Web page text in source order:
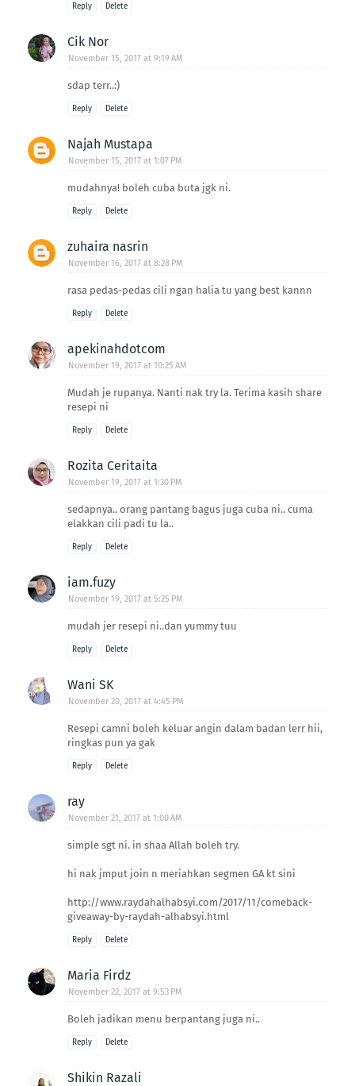
Reply Delete
Cik Nor
November 15, 2017 at 9:19 AM
sdap terr..:)
Reply Delete
Najah Mustapa
November 15, 2017 at 1:07 PM
mudahnya! boleh cuba buta jgk ni.
Reply Delete
zuhaira nasrin
November 16, 2017 at 8:28 PM
rasa pedas-pedas cili ngan halia tu yang best kannn
Reply Delete
apekinahdotcom
November 19, 2017 at 10:25 AM
Mudah je rupanya. Nanti nak try la. Terima kasih share
resepi ni
Reply Delete
Rozita Ceritaita
November 19, 2017 at 1:30 PM
sedapnya.. orang pantang bagus juga cuba ni.. cuma
elakkan cili padi tu la..
Reply Delete
iam.fuzy
November 19, 2017 at 5:25 PM
mudah jer resepi ni..dan yummy tuu
Reply Delete
Wani SK
November 20, 2017 at 4:45 PM
Resepi camni boleh keluar angin dalam badan lerr hii,
ringkas pun ya gak
Reply Delete
ray
November 21, 2017 at 1:00 AM
simple sgt ni. in shaa Allah boleh try.
hi nak jmput join n meriahkan segmen GA kt sini
http://www.raydahalhabsyi.com/2017/11/comeback-
giveaway-by-raydah-alhabsyi.html
Reply Delete
Maria Firdz
November 22, 2017 at 9:53 PM
Boleh jadikan menu berpantang juga ni..
Reply Delete
Shikin Razali